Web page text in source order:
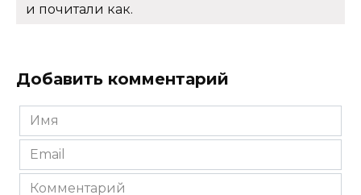
и почитали как.
Добавить комментарий
Имя
*
Email
*
Комментарий